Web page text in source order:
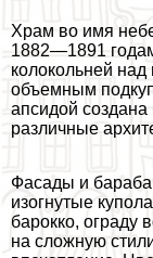
Храм во имя
1882—1891
колокольней
объемным
апсидой создана
различные
Фасады и
изогнутые
барокко, ограду
на сложную